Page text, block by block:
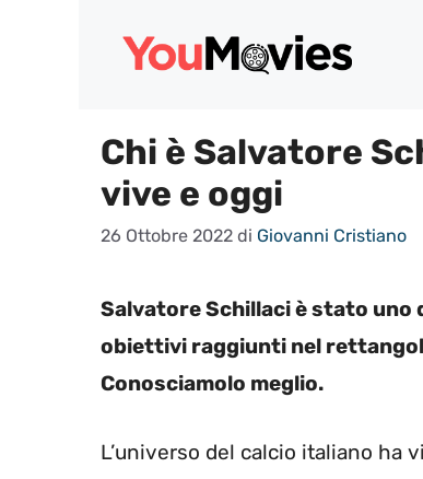
Chi è Salvatore
vive e oggi
26 Ottobre 2022 di Giovanni Cristiano
Salvatore Schillaci è stato
obiettivi raggiunti nel
Conosciamolo meglio.
L’universo del calcio italiano